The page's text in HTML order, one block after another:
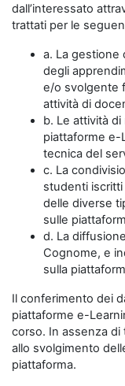
dall’interessato
trattati per le
a. La gestione
degli
e/o svolgente
attività di
b. Le attività
piattaforme e-
tecnica del
c. La
studenti
delle diverse
sulle
d. La
Cognome, e
sulla
Il conferimento dei
piattaforme e-
corso. In assenza di
allo svolgimento
piattaforma.